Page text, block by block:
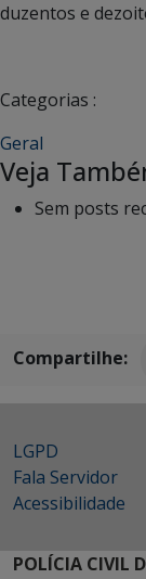
duzentos e
Categorias :
Geral
Veja
Sem posts
Compartilhe:
LGPD
Fala Servidor
Acessibilidade
POLÍCIA CIVIL